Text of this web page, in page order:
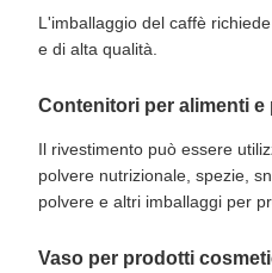
L'imballaggio del caffè
e di alta qualità.
Contenitori per alimenti e
Il rivestimento può essere
polvere nutrizionale, spezie,
polvere e altri imballaggi per
Vaso per prodotti